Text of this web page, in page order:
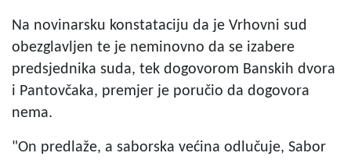
Na novinarsku konstataciju da je Vrhovni sud
obezglavljen te je neminovno da se izabere
predsjednika suda, tek dogovorom Banskih dvora
i Pantovčaka, premjer je poručio da dogovora
nema.
"On predlaže, a saborska većina odlučuje, Sabor